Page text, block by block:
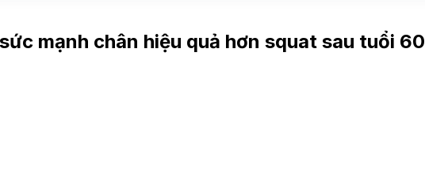
mạnh chân hiệu quả hơn squat sau tuổi 60